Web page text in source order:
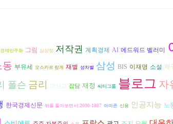
경제민주화 그림 심상정 저작권 계획경제 AI 에드워드 벨러미
동 부유세 오스카르 랑게 재벌 성차별 삼성 BIS 이재명 소설 제
폴슨 금리 개신교 잡담 재정 씨티그룹 블로그 자
한국경제신문 뒤를 돌아보면서:2000-1887 아마존 신용 인공지능 노